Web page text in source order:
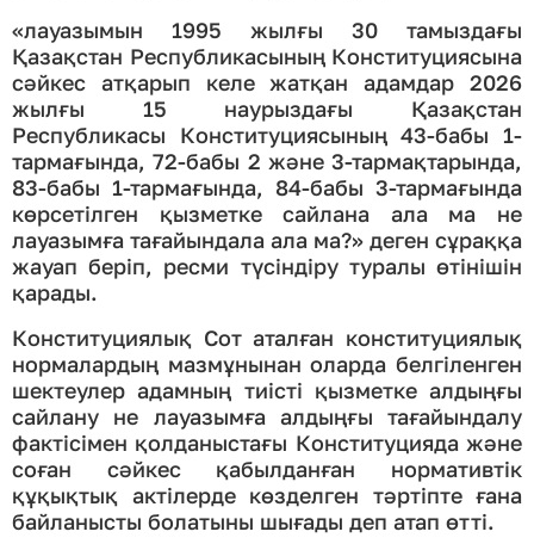
«лауазымын 1995 жылғы 30 тамыздағы
Қазақстан Республикасының Конституциясына
сәйкес атқарып келе жатқан адамдар 2026
жылғы 15 наурыздағы Қазақстан
Республикасы Конституциясының 43-бабы 1-
тармағында, 72-бабы 2 және 3-тармақтарында,
83-бабы 1-тармағында, 84-бабы 3-тармағында
көрсетілген қызметке сайлана ала ма не
лауазымға тағайындала ала ма?» деген сұраққа
жауап беріп, ресми түсіндіру туралы өтінішін
қарады.
Конституциялық Сот аталған конституциялық
нормалардың мазмұнынан оларда белгіленген
шектеулер адамның тиісті қызметке алдыңғы
сайлану не лауазымға алдыңғы тағайындалу
фактісімен қолданыстағы Конституцияда және
соған сәйкес қабылданған нормативтік
құқықтық актілерде көзделген тәртіпте ғана
байланысты болатыны шығады деп атап өтті.